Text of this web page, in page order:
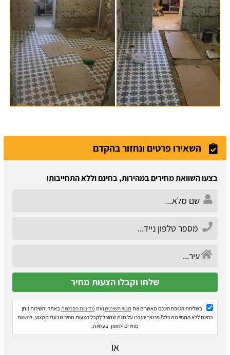
השאירו פרטים ונחזור בהקדם
בצעו השוואת מחירים במהירות, בחינם וללא התחייבות!
בשליחת הטופס הינכם מאשרים את תנאי השימושואת מדיניות הפרטיותבאתר. השירות ניתן
בחינם ללא התחייבות כלל! פרטיך יועברו על מנת שתוכל לקבל הצעות מחיר מבעלי מקצוע, להשוות
מחירים ולחסוך בעלויות.
או